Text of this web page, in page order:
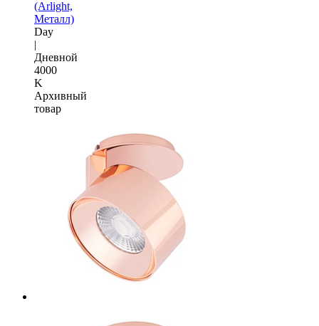
(Arlight,
Металл)
Day
|
Дневной
4000
K
Архивный
товар